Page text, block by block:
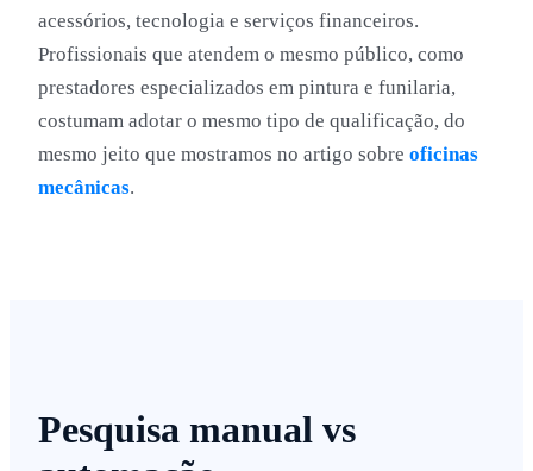
acessórios, tecnologia e serviços financeiros.
Profissionais que atendem o mesmo público, como
prestadores especializados em pintura e funilaria,
costumam adotar o mesmo tipo de qualificação, do
mesmo jeito que mostramos no artigo sobre oficinas
mecânicas.
Pesquisa manual vs